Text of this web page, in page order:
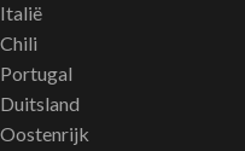
Italië
Chili
Portugal
Duitsland
Oostenrijk